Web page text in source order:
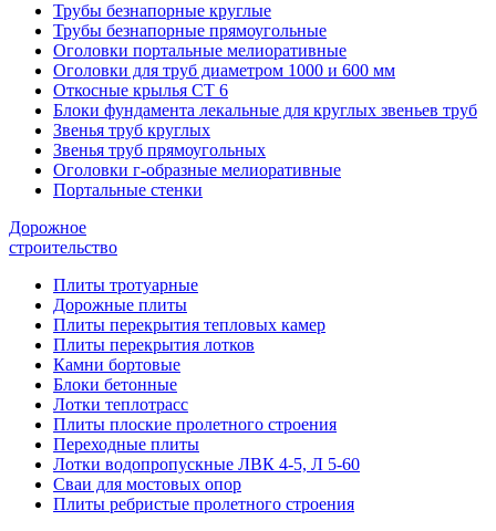
Трубы безнапорные круглые
Трубы безнапорные прямоугольные
Оголовки портальные мелиоративные
Оголовки для труб диаметром 1000 и 600 мм
Откосные крылья СТ 6
Блоки фундамента лекальные для круглых звеньев труб
Звенья труб круглых
Звенья труб прямоугольных
Оголовки г-образные мелиоративные
Портальные стенки
Дорожное
строительство
Плиты тротуарные
Дорожные плиты
Плиты перекрытия тепловых камер
Плиты перекрытия лотков
Камни бортовые
Блоки бетонные
Лотки теплотрасс
Плиты плоские пролетного строения
Переходные плиты
Лотки водопропускные ЛВК 4-5, Л 5-60
Сваи для мостовых опор
Плиты ребристые пролетного строения